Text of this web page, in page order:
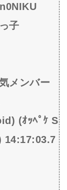
子
メンバー
(ｵｯﾍﾟｹ S
14:17:03.7